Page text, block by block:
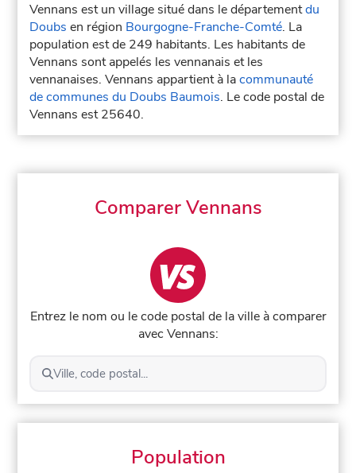
Vennans est un village situé dans le départementdu
Doubs en région Bourgogne-Franche-Comté. La
population est de 249 habitants. Les habitants de
Vennans sont appelés les vennanais et les
vennanaises. Vennans appartient à lacommunauté
de communes du Doubs Baumois. Le code postal de
Vennans est 25640.
Comparer Vennans
Entrez le nom ou le code postal de la ville à comparer
avec Vennans:
Ville, code postal...
Population